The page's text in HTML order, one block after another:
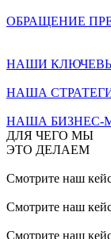
ОБРАЩЕНИЕ
НАШИ
НАША
НАША БИЗНЕС-
ДЛЯ ЧЕГО МЫ
ЭТО ДЕЛАЕМ
Смотрите наш
Смотрите наш
Смотрите наш